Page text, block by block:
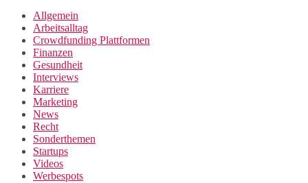
Allgemein
Arbeitsalltag
Crowdfunding Plattformen
Finanzen
Gesundheit
Interviews
Karriere
Marketing
News
Recht
Sonderthemen
Startups
Videos
Werbespots